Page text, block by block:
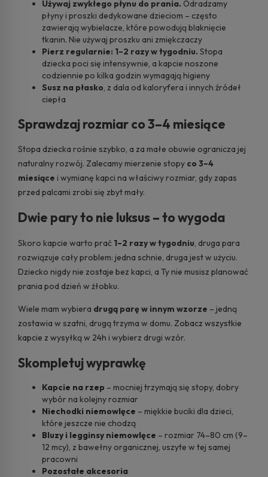
Używaj zwykłego płynu do prania. Odradzamy
płyny i proszki dedykowane dzieciom – często
zawierają wybielacze, które powodują blaknięcie
tkanin. Nie używaj proszku ani zmiękczaczy
Pierz regularnie: 1–2 razy w tygodniu. Stopa
dziecka poci się intensywnie, a kapcie noszone
codziennie po kilka godzin wymagają higieny
Susz na płasko, z dala od kaloryfera i innych źródeł
ciepła
Sprawdzaj rozmiar co 3–4 miesiące
Stopa dziecka rośnie szybko, a za małe obuwie ogranicza jej
naturalny rozwój. Zalecamy mierzenie stopy co 3–4
miesiące i wymianę kapci na właściwy rozmiar, gdy zapas
przed palcami zrobi się zbyt mały.
Dwie pary to nie luksus – to wygoda
Skoro kapcie warto prać 1–2 razy w tygodniu, druga para
rozwiązuje cały problem: jedna schnie, druga jest w użyciu.
Dziecko nigdy nie zostaje bez kapci, a Ty nie musisz planować
prania pod dzień w żłobku.
Wiele mam wybiera drugą parę w innym wzorze – jedną
zostawia w szatni, drugą trzyma w domu. Zobacz wszystkie
kapcie z wysyłką w 24h i wybierz drugi wzór.
Skompletuj wyprawkę
Kapcie na rzep – mocniej trzymają się stopy, dobry
wybór na kolejny rozmiar
Niechodki niemowlęce – miękkie buciki dla dzieci,
które jeszcze nie chodzą
Bluzy i legginsy niemowlęce – rozmiar 74–80 cm (9–
12 mcy), z bawełny organicznej, uszyte w tej samej
pracowni
Pozostałe akcesoria